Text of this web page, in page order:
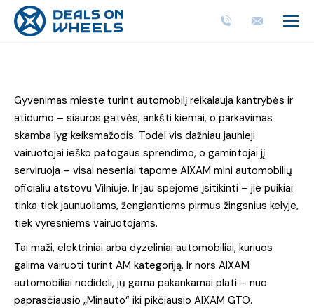
Gyvenimas mieste turint automobilį reikalauja kantrybės ir
atidumo – siauros gatvės, ankšti kiemai, o parkavimas
skamba lyg keiksmažodis. Todėl vis dažniau jaunieji
vairuotojai ieško patogaus sprendimo, o gamintojai jį
serviruoja – visai neseniai tapome AIXAM mini automobilių
oficialiu atstovu Vilniuje. Ir jau spėjome įsitikinti – jie puikiai
tinka tiek jaunuoliams, žengiantiems pirmus žingsnius kelyje,
tiek vyresniems vairuotojams.
Tai maži, elektriniai arba dyzeliniai automobiliai, kuriuos
galima vairuoti turint AM kategoriją. Ir nors AIXAM
automobiliai nedideli, jų gama pakankamai plati – nuo
paprasčiausio „Minauto“ iki pikčiausio AIXAM GTO.